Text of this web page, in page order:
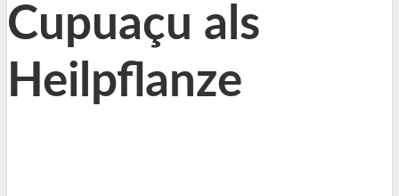
Cupuaçu als
Heilpflanze